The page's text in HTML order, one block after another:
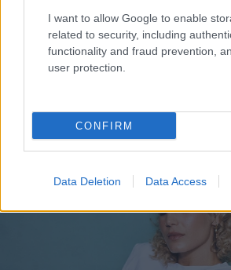
I want to allow Google to enable
related to security, including
functionality and fraud prevention,
user protection.
CONFIRM
Data Deletion Data Access
haragszom magamra
Életmódváltása új lehetőségeket
így talált rá a futásra, ami azóta is